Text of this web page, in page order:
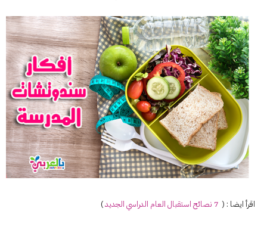
اقرأ ايضا : ( 7 نصائح استقبال العام الدراسي الجديد)